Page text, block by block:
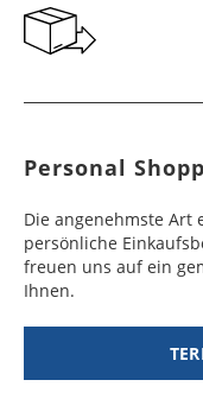
Personal
Die angenehmste Art
persönliche
freuen uns auf ein
Ihnen.